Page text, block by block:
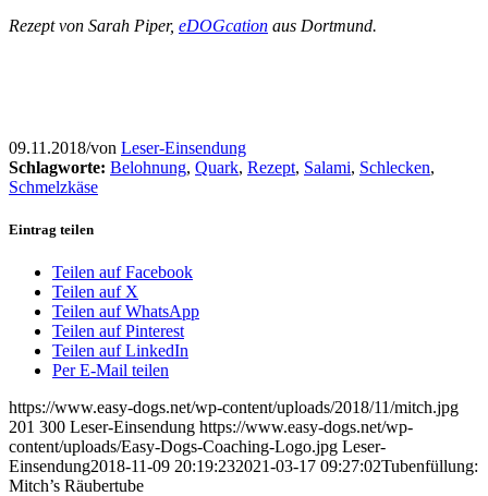
Rezept von Sarah Piper, eDOGcation aus Dortmund.
09.11.2018/von Leser-Einsendung
Schlagworte: Belohnung, Quark, Rezept, Salami, Schlecken,
Schmelzkäse
Eintrag teilen
Teilen auf Facebook
Teilen auf X
Teilen auf WhatsApp
Teilen auf Pinterest
Teilen auf LinkedIn
Per E-Mail teilen
https://www.easy-dogs.net/wp-content/uploads/2018/11/mitch.jpg
201 300 Leser-Einsendung https://www.easy-dogs.net/wp-
content/uploads/Easy-Dogs-Coaching-Logo.jpg Leser-
Einsendung2018-11-09 20:19:232021-03-17 09:27:02Tubenfüllung:
Mitch’s Räubertube